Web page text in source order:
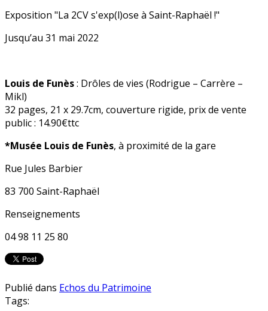
Exposition "La 2CV s'exp(l)ose à Saint-Raphaël !"
Jusqu’au 31 mai 2022
Louis de Funès: Drôles de vies (Rodrigue – Carrère –
Mikl)
32 pages, 21 x 29.7cm, couverture rigide, prix de vente
public : 14.90€ttc
*Musée Louis de Funès, à proximité de la gare
Rue Jules Barbier
83 700 Saint-Raphaël
Renseignements
04 98 11 25 80
Publié dans Echos du Patrimoine
Tags: